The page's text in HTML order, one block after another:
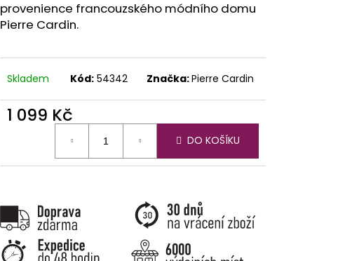
provenience francouzského módního domu
Pierre Cardin.
Skladem Kód: 54342 Značka:Pierre Cardin
1 099 Kč
DO KOŠÍKU